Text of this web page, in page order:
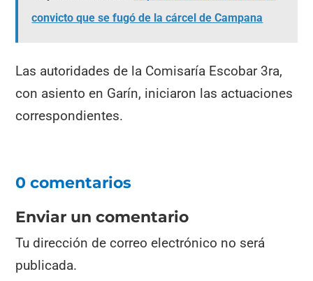
convicto que se fugó de la cárcel de Campana
Las autoridades de la Comisaría Escobar 3ra,
con asiento en Garín, iniciaron las actuaciones
correspondientes.
0 comentarios
Enviar un comentario
Tu dirección de correo electrónico no será
publicada.